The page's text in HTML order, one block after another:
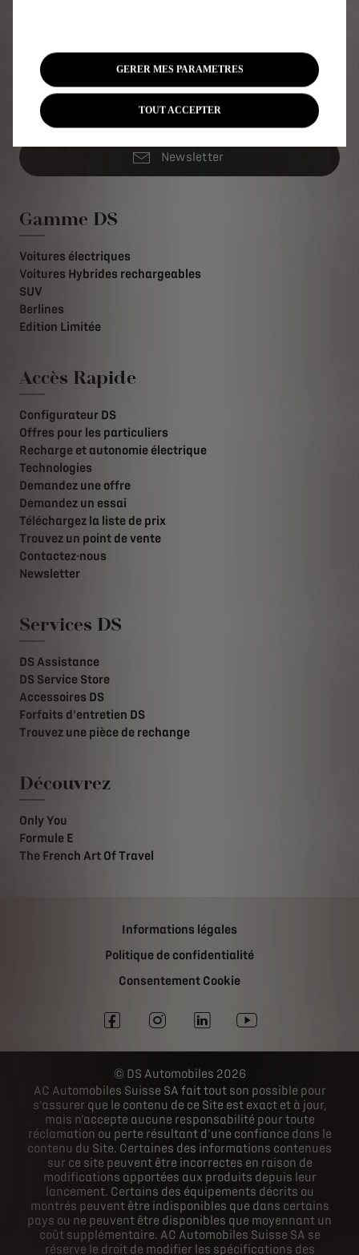
DEMANDEZ UN ESSAI
Newsletter
Gamme DS
Voitures électriques
Voitures Hybrides rechargeables
SUV
Berlines
Edition Limitée
Accès Rapide
Configurateur DS
Offres pour les particuliers
Recharge et autonomie électrique
Technologies
Demandez une offre
Demandez un essai
Téléchargez la liste de prix
Trouvez un point de vente
Contactez-nous
Newsletter
Services DS
DS Assistance
DS Service Store
Accessoires DS
Forfaits d'entretien DS
Trouvez une pièce de rechange
Découvrez
Only You
Formule E
The French Art Of Travel
Informations légales
Politique de confidentialité
Consentement Cookie
DS Automobiles 2026
AC Automobiles Suisse SA fait tout son possible pour
s'assurer que le contenu de ce Site est exact et à jour,
mais n'accepte aucune responsabilité pour toute
réclamation ou perte résultant d'une confiance dans le
contenu du Site. Certaines des informations contenues
sur ce site peuvent être incorrectes en raison de
modifications apportées aux produits depuis leur
lancement. Certains des équipements décrits ou
montrés peuvent être indisponibles que dans certains
pays ou ne peuvent être disponibles que moyennant un
coût supplémentaire. AC Automobiles Suisse SA se
réserve le droit de modifier les spécifications des
GERER MES PARAMETRES
TOUT ACCEPTER